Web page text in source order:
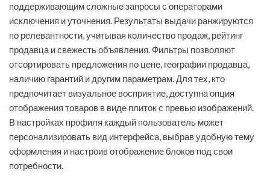
поддерживающим сложные запросы с операторами
исключения и уточнения. Результаты выдачи ранжируются
по релевантности, учитывая количество продаж, рейтинг
продавца и свежесть объявления. Фильтры позволяют
отсортировать предложения по цене, географии продавца,
наличию гарантий и другим параметрам. Для тех, кто
предпочитает визуальное восприятие, доступна опция
отображения товаров в виде плиток с превью изображений.
В настройках профиля каждый пользователь может
персонализировать вид интерфейса, выбрав удобную тему
оформления и настроив отображение блоков под свои
потребности.